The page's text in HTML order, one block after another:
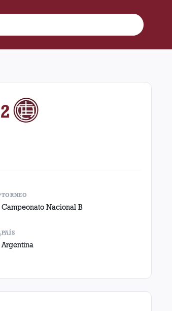
en el estadio Malvinas Argentinas
TORNEO
Campeonato Nacional B
PAÍS
Argentina